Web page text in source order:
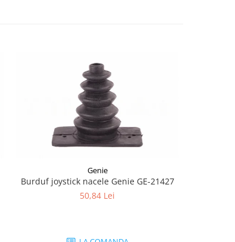
Genie
Burduf joystick nacele Genie GE-21427
50,84 Lei